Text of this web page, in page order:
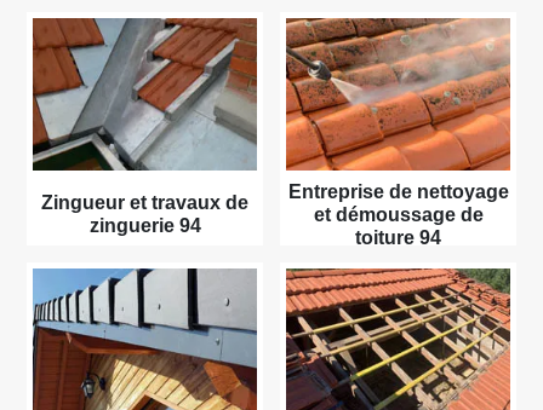
Zingueur et travaux de
zinguerie 94
Entreprise de nettoyage
et démoussage de
toiture 94